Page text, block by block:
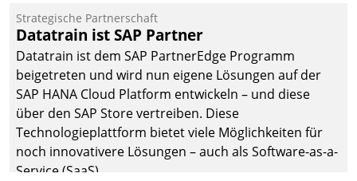
Strategische Partnerschaft
Datatrain ist SAP Partner
Datatrain ist dem SAP PartnerEdge Programm
beigetreten und wird nun eigene Lösungen auf der
SAP HANA Cloud Platform entwickeln – und diese
über den SAP Store vertreiben. Diese
Technologieplattform bietet viele Möglichkeiten für
noch innovativere Lösungen – auch als Software-as-a-
Service (SaaS).